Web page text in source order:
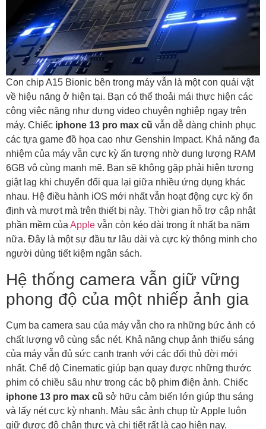
Con chip A15 Bionic bên trong máy vẫn là một con quái vật
về hiệu năng ở hiện tại. Bạn có thể thoải mái thực hiện các
công việc nặng như dựng video chuyên nghiệp ngay trên
máy. Chiếc iphone 13 pro max cũ vẫn dễ dàng chinh phục
các tựa game đồ họa cao như Genshin Impact. Khả năng đa
nhiệm của máy vẫn cực kỳ ấn tượng nhờ dung lượng RAM
6GB vô cùng mạnh mẽ. Bạn sẽ không gặp phải hiện tượng
giật lag khi chuyển đổi qua lại giữa nhiều ứng dụng khác
nhau. Hệ điều hành iOS mới nhất vẫn hoạt động cực kỳ ổn
định và mượt mà trên thiết bị này. Thời gian hỗ trợ cập nhật
phần mềm của Apple vẫn còn kéo dài trong ít nhất ba năm
nữa. Đây là một sự đầu tư lâu dài và cực kỳ thông minh cho
người dùng tiết kiệm ngân sách.
Hệ thống camera vẫn giữ vững
phong độ của một nhiếp ảnh gia
Cụm ba camera sau của máy vẫn cho ra những bức ảnh có
chất lượng vô cùng sắc nét. Khả năng chụp ảnh thiếu sáng
của máy vẫn đủ sức cạnh tranh với các đối thủ đời mới
nhất. Chế độ Cinematic giúp bạn quay được những thước
phim có chiều sâu như trong các bộ phim điện ảnh. Chiếc
iphone 13 pro max cũ sở hữu cảm biến lớn giúp thu sáng
và lấy nét cực kỳ nhanh. Màu sắc ảnh chụp từ Apple luôn
giữ được độ chân thực và chi tiết rất là cao hiện nay.